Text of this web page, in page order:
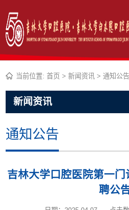
当前位置:首页 >新闻资讯 >通知公告
新闻资讯
通知公告
吉林大学口腔医院第一
聘公